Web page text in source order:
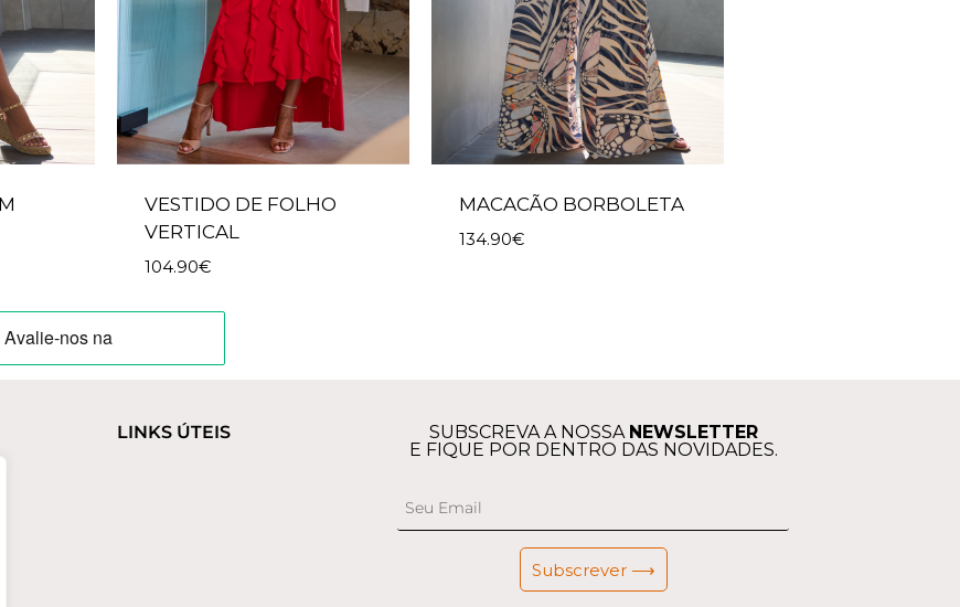
VESTIDO DE FOLHO
VERTICAL
104.90€
MACACÃO BORBOLETA
134.90€
LINKS ÚTEIS SUBSCREVA A NOSSA NEWSLETTER
E FIQUE POR DENTRO DAS NOVIDADES.
Subscrever ⟶